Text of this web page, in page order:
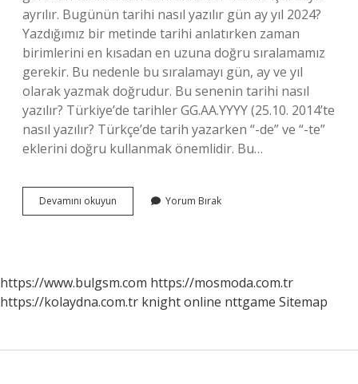
ayrılır. Bugünün tarihi nasıl yazılır gün ay yıl 2024?
Yazdığımız bir metinde tarihi anlatırken zaman
birimlerini en kısadan en uzuna doğru sıralamamız
gerekir. Bu nedenle bu sıralamayı gün, ay ve yıl
olarak yazmak doğrudur. Bu senenin tarihi nasıl
yazılır? Türkiye’de tarihler GG.AA.YYYY (25.10. 2014’te
nasıl yazılır? Türkçe’de tarih yazarken “-de” ve “-te”
eklerini doğru kullanmak önemlidir. Bu…
Devamını okuyun
Yılın
Yorum Bırak
https://www.bulgsm.com https://mosmoda.com.tr
https://kolaydna.com.tr knight online nttgame Sitemap